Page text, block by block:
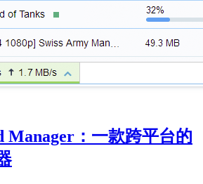
Manager：一款跨平台的